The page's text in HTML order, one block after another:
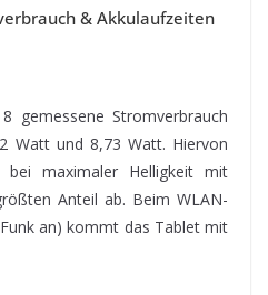
& Akkulaufzeiten
gemessene Stromverbrauch
Watt und 8,73 Watt. Hiervon
maximaler Helligkeit mit
Anteil ab. Beim WLAN-
an) kommt das Tablet mit